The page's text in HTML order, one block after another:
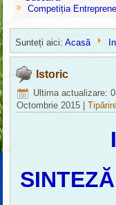
Competiția
Sunteți aici:Acasă
Istoric
Ultima actualizare:
Octombrie 2015 |